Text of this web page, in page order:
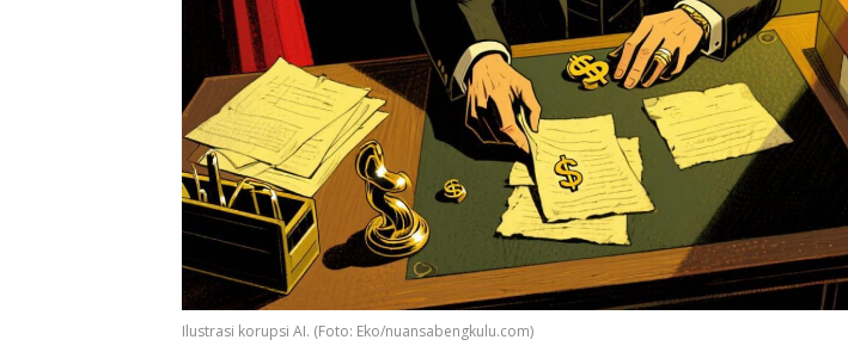
Ilustrasi korupsi AI. (Foto: Eko/nuansabengkulu.com)